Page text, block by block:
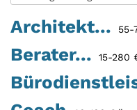
Architekt... 55-
Berater... 15-280